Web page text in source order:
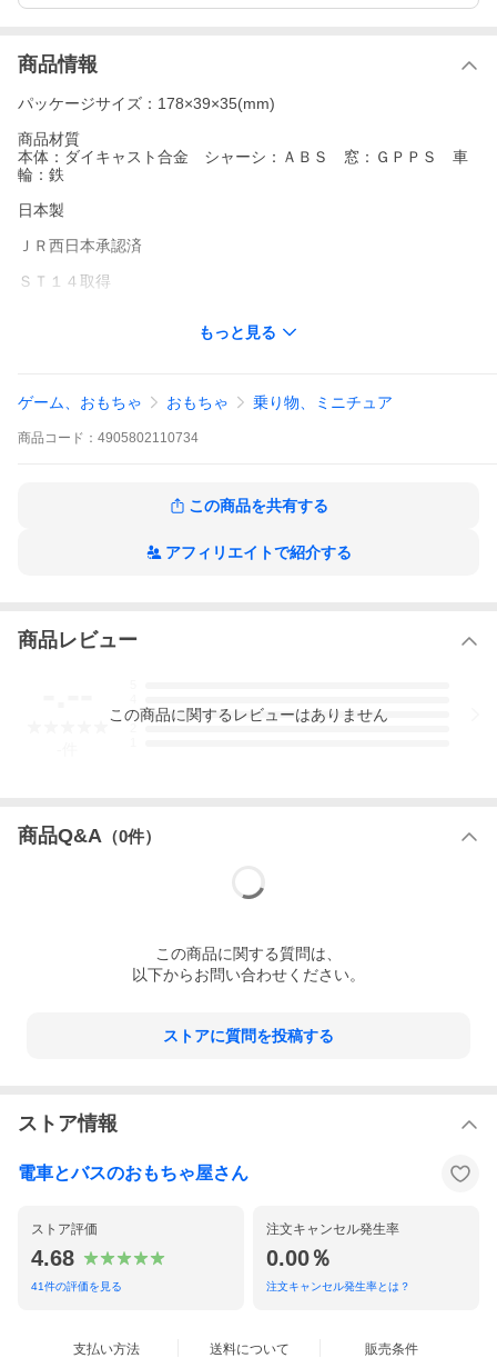
商品情報
パッケージサイズ：178×39×35(mm)
商品材質
本体：ダイキャスト合金 シャーシ：ＡＢＳ 窓：ＧＰＰＳ 車
輪：鉄
日本製
ＪＲ西日本承認済
ＳＴ１４取得
電流の流れているレールには絶対に乗せないで下さい。
もっと見る
ゲーム、おもちゃ おもちゃ 乗り物、ミニチュア
商品 コード： 4905802110734
この商品を共有する
アフィリエイトで紹介する
商品レビュー
3
この商品に関するレビューはありません
商品Q&A （0件）
この商品に関する質問は、
以下からお問い合わせください。
ストアに質問を投稿する
ストア情報
電車とバスのおもちゃ屋さん
ストア評価
4.68
41件の評価を見る
注文キャンセル発生率
0.00％
注文キャンセル発生率とは？
支払い方法 送料について 販売条件